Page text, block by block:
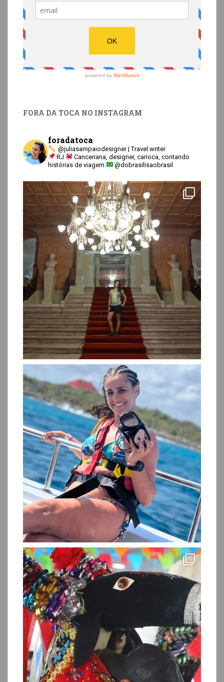
FORA DA TOCA NO INSTAGRAM
foradatoca
@juliasampaiodesigner | Travel writer
RJ
Canceriana, designer, carioca, contando
histórias de viagem
@dobrasilisaobrasil